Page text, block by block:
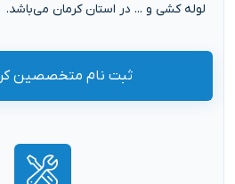
لوله کشی و ... در استان کرمان می‌باشد.
ثبت نام متخصصین